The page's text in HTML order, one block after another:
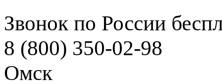
Звонок по России
8 (800) 350-02-98
Омск